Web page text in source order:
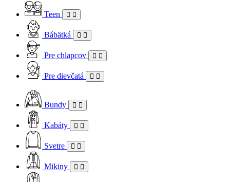
Teen
Bábätká
Pre chlapcov
Pre dievčatá
Bundy
Kabáty
Svetre
Mikiny